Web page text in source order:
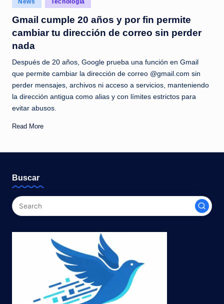
c
i
a
a
l
i
n
t
n
t
in
News Tecnología
Gmail cumple 20 años y por fin permite
cambiar tu dirección de correo sin perder
nada
Después de 20 años, Google prueba una función en Gmail
que permite cambiar la dirección de correo @gmail.com sin
perder mensajes, archivos ni acceso a servicios, manteniendo
la dirección antigua como alias y con límites estrictos para
evitar abusos.
Read More
Buscar